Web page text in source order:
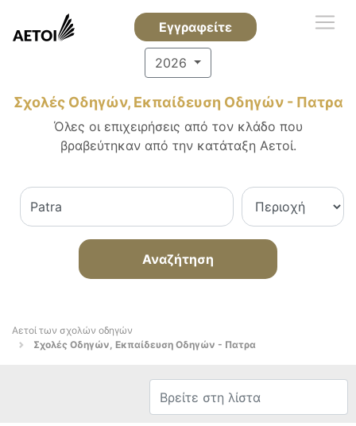
Εγγραφείτε
2026
Σχολές Οδηγών, Εκπαίδευση Οδηγών - Πατρα
Όλες οι επιχειρήσεις από τον κλάδο που
βραβεύτηκαν από την κατάταξη Αετοί.
Αναζήτηση
Αετοί των σχολών οδηγών
Σχολές Οδηγών, Εκπαίδευση Οδηγών - Πατρα